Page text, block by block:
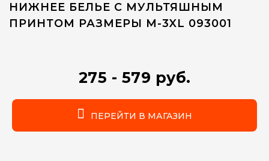
НИЖНЕЕ БЕЛЬЕ С МУЛЬТЯШНЫМ
ПРИНТОМ РАЗМЕРЫ M-3XL 093001
275 - 579 руб.
ПЕРЕЙТИ В МАГАЗИН